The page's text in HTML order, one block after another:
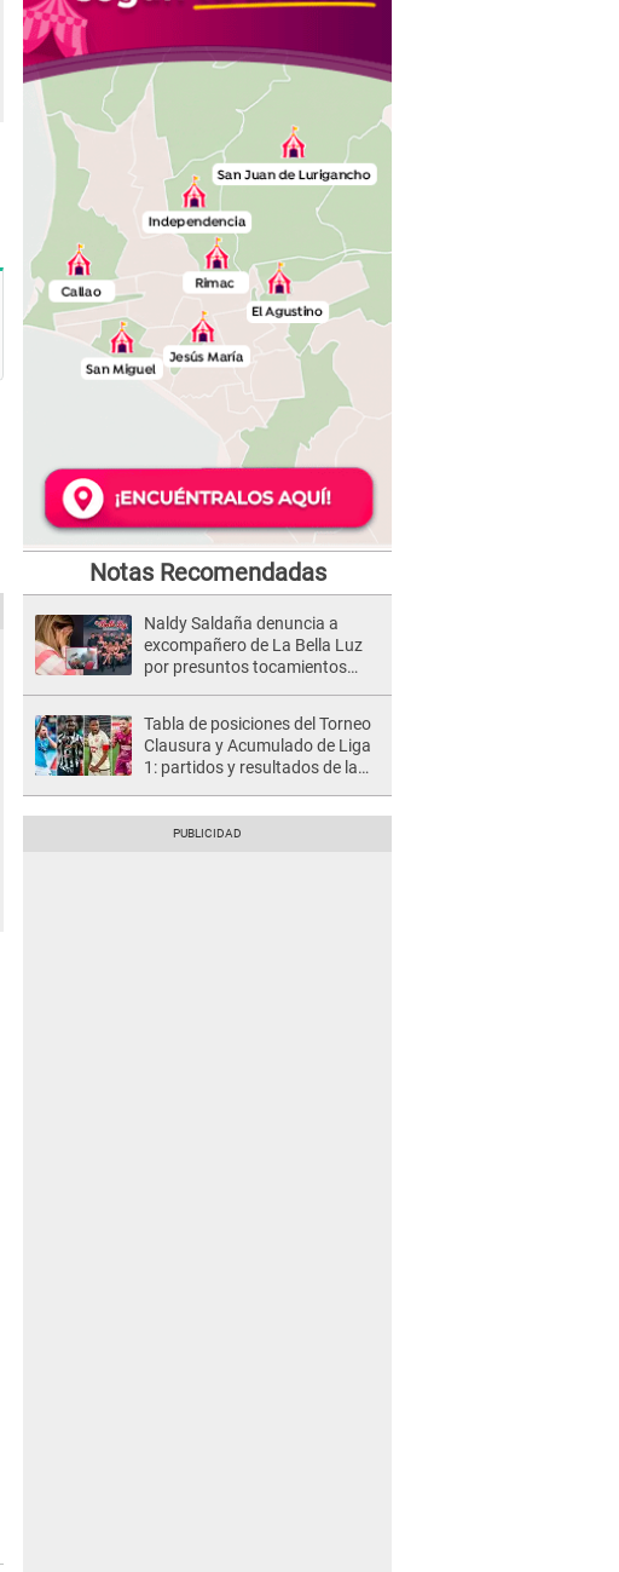
Notas Recomendadas
Naldy Saldaña denuncia a
excompañero de La Bella Luz
por presuntos tocamientos
Tabla de posiciones del Torneo
Clausura y Acumulado de Liga
1: partidos y resultados de la